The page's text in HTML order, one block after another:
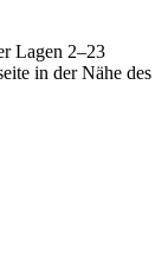
Lagen 2–23
in der Nähe des